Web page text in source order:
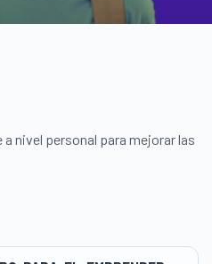
a nivel personal para mejorar las